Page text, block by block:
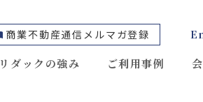
商業不動産通信メルマガ登録
リダックの強み ご利用事例